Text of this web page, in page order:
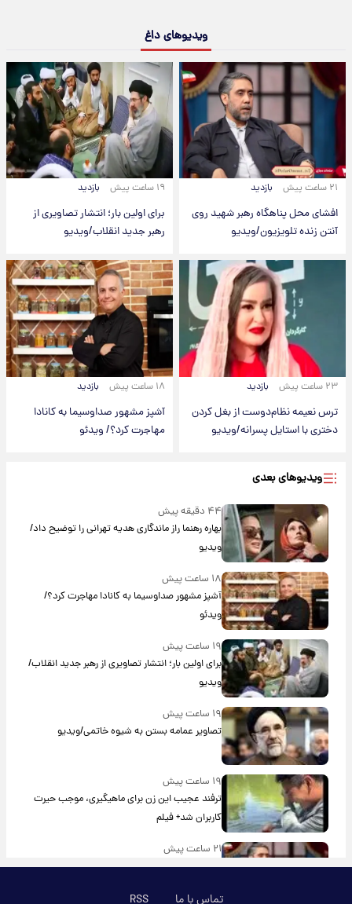
ویدیوهای داغ
۲۱ ساعت پیش بازدید
افشای محل پناهگاه‌ رهبر شهید روی
آنتن زنده تلویزیون/ویدیو
۱۹ ساعت پیش بازدید
برای اولین بار؛ انتشار تصاویری از
رهبر جدید انقلاب/ویدیو
۲۳ ساعت پیش بازدید
ترس نعیمه نظام‌دوست از بغل کردن
دختری با استایل پسرانه/ویدیو
۱۸ ساعت پیش بازدید
آشپز مشهور صداوسیما به کانادا
مهاجرت کرد؟/ ویدئو
ویدیوهای بعدی
۴۴ دقیقه پیش
بهاره رهنما راز ماندگاری هدیه تهرانی را توضیح داد/
ویدیو
۱۸ ساعت پیش
آشپز مشهور صداوسیما به کانادا مهاجرت کرد؟/
ویدئو
۱۹ ساعت پیش
برای اولین بار؛ انتشار تصاویری از رهبر جدید انقلاب/
ویدیو
۱۹ ساعت پیش
تصاویر عمامه بستن به شیوه خاتمی/ویدیو
۱۹ ساعت پیش
ترفند عجیب این زن برای ماهیگیری، موجب حیرت
کاربران شد+ فیلم
۲۱ ساعت پیش
افشای محل پناهگاه‌ رهبر شهید روی آنتن زنده
تماس با ما RSS